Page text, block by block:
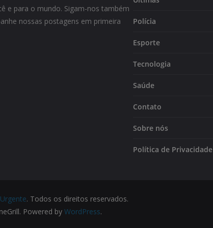
e para o mundo. Sigam-nos também
nossas postagens em primeira
Polícia
Esporte
Tecnologia
Saúde
Contato
Sobre nós
Política de Privacidade
. Todos os direitos reservados.
Powered by WordPress.